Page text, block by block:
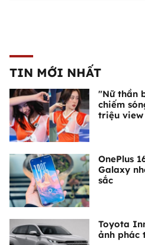
TIN MỚI NHẤT
"Nữ thần
chiếm
triệu view
OnePlus
Galaxy
sắc
Toyota
ảnh phác